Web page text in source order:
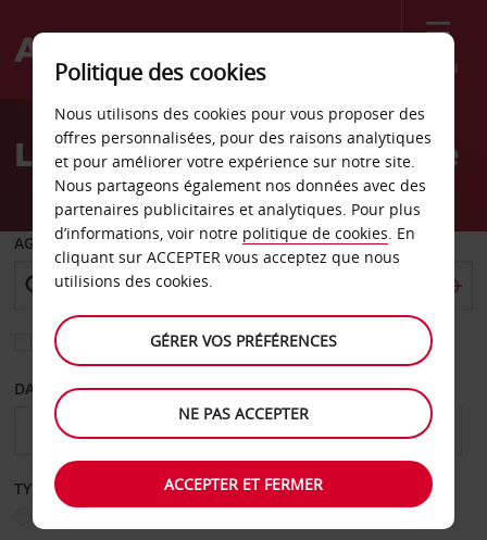
Menu
Welcome
AvisLocation de voiture Košice
AGENCE DE DÉPART
Sélectionnez une autre agence de retour
DATE DE DÉPART DATE DE RETOUR
TYPE DE LOCATION
Politique des cookies
Nous utilisons des cookies pour vous proposer des
offres personnalisées, pour des raisons analytiques
et pour améliorer votre expérience sur notre site.
Nous partageons également nos données avec des
partenaires publicitaires et analytiques. Pour plus
d’informations, voir notre politique de cookies. En
cliquant sur ACCEPTER vous acceptez que nous
utilisions des cookies.
GÉRER VOS PRÉFÉRENCES
NE PAS ACCEPTER
ACCEPTER ET FERMER